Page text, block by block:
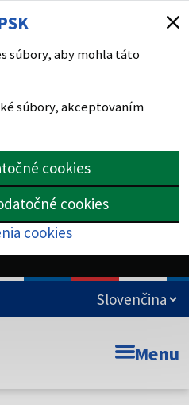
súbory, aby mohla táto
súbory, akceptovaním
cookies
cookies
cookies
Prešovského
Menu